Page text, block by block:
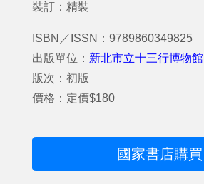
裝訂：精裝
ISBN／ISSN：9789860349825
出版單位： 新北市立十三行博物館
版次：初版
價格：定價$180
國家書店購買